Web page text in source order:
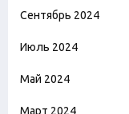
Сентябрь 2024
Июль 2024
Май 2024
Март 2024